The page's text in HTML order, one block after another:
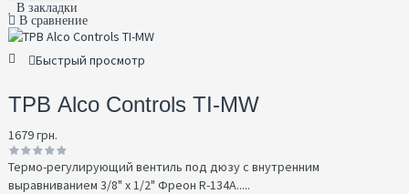
В закладки
В сравнение
Быстрый просмотр
ТРВ Alco Controls TI-MW
1679 грн.
Термо-регулирующий вентиль под дюзу с внутренним
выравниванием 3/8" x 1/2" Фреон R-134A.....